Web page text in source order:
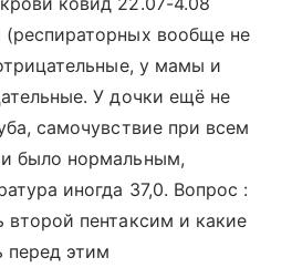
вообще не
у мамы и
У дочки ещё не
самочувствие при всем
было нормальным,
иногда 37,0. Вопрос :
второй пентаксим и какие
перед этим